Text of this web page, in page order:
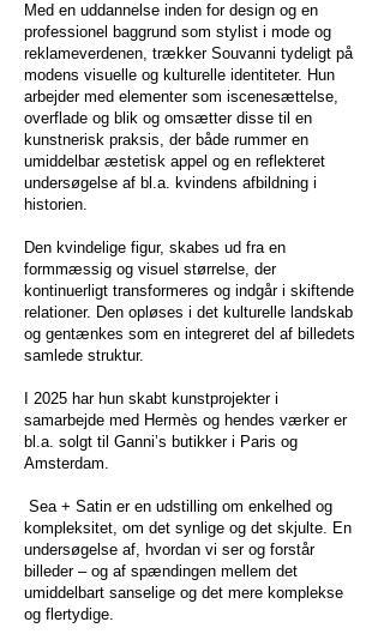
Med en uddannelse inden for design og en
professionel baggrund som stylist i mode og
reklameverdenen, trækker Souvanni tydeligt på
modens visuelle og kulturelle identiteter. Hun
arbejder med elementer som iscenesættelse,
overflade og blik og omsætter disse til en
kunstnerisk praksis, der både rummer en
umiddelbar æstetisk appel og en reflekteret
undersøgelse af bl.a. kvindens afbildning i
historien.
Den kvindelige figur, skabes ud fra en
formmæssig og visuel størrelse, der
kontinuerligt transformeres og indgår i skiftende
relationer. Den opløses i det kulturelle landskab
og gentænkes som en integreret del af billedets
samlede struktur.
I 2025 har hun skabt kunstprojekter i
samarbejde med Hermès og hendes værker er
bl.a. solgt til Ganni’s butikker i Paris og
Amsterdam.
Sea + Satin er en udstilling om enkelhed og
kompleksitet, om det synlige og det skjulte. En
undersøgelse af, hvordan vi ser og forstår
billeder – og af spændingen mellem det
umiddelbart sanselige og det mere komplekse
og flertydige.